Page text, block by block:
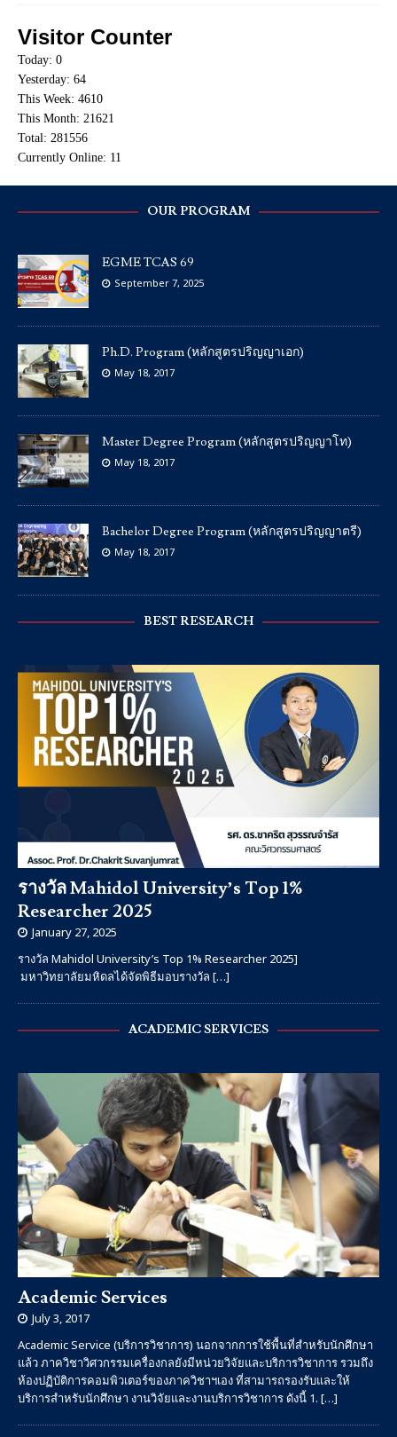
Visitor Counter
Today: 0
Yesterday: 64
This Week: 4610
This Month: 21621
Total: 281556
Currently Online: 11
OUR PROGRAM
EGME TCAS 69
September 7, 2025
Ph.D. Program (หลักสูตรปริญญาเอก)
May 18, 2017
Master Degree Program (หลักสูตรปริญญาโท)
May 18, 2017
Bachelor Degree Program (หลักสูตรปริญญาตรี)
May 18, 2017
BEST RESEARCH
รางวัล Mahidol University’s Top 1%
Researcher 2025
January 27, 2025
รางวัล Mahidol University’s Top 1% Researcher 2025]
มหาวิทยาลัยมหิดลได้จัดพิธีมอบรางวัล […]
ACADEMIC SERVICES
Academic Services
July 3, 2017
Academic Service (บริการวิชาการ) นอกจากการใช้พื้นที่สำหรับนักศึกษา
แล้ว ภาควิชาวิศวกรรมเครื่องกลยังมีหน่วยวิจัยและบริการวิชาการ รวมถึง
ห้องปฏิบัติการคอมพิวเตอร์ของภาควิชาฯเอง ที่สามารถรองรับและให้
บริการสำหรับนักศึกษา งานวิจัยและงานบริการวิชาการ ดังนี้ 1. […]